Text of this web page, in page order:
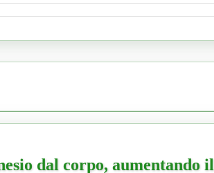
dal corpo, aumentando il